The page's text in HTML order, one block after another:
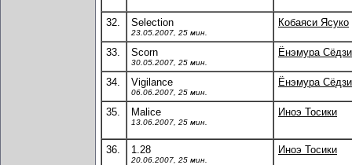
32. Selection
23.05.2007, 25 мин.
Кобаяси Ясуко
33. Scorn
30.05.2007, 25 мин.
Ёнэмура Сёдзи
34. Vigilance
06.06.2007, 25 мин.
Ёнэмура Сёдзи
35. Malice
13.06.2007, 25 мин.
Иноэ Тосики
36. 1.28
20.06.2007, 25 мин.
Иноэ Тосики